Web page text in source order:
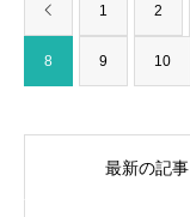
1 2
8 9 10
最新の記事